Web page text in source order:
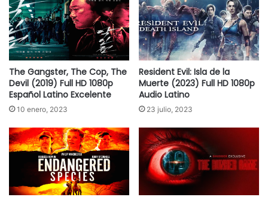
The Gangster, The Cop, The
Devil (2019) Full HD 1080p
Español Latino Excelente
10 enero, 2023
Resident Evil: Isla de la
Muerte (2023) Full HD 1080p
Audio Latino
23 julio, 2023